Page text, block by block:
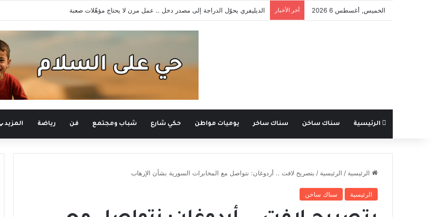
الخميس, أغسطس 6 2026 أخر الأخبار إلغاء الاحتفالات بالأعياد المسيحية في صيدنايا للمطالبة بالإفراج عن المعتقلين
الرئيسية سناك ساخن سناك ساخر يوميات مواطن حكي شارع شباب ومجتمع فن رياضة المزيد
الرئيسية / الرئيسية / بتصريح لافت .. أردوغان: نتواصل مع المخابرات السورية بشأن الإرهاب
الرئيسية سناك ساخن